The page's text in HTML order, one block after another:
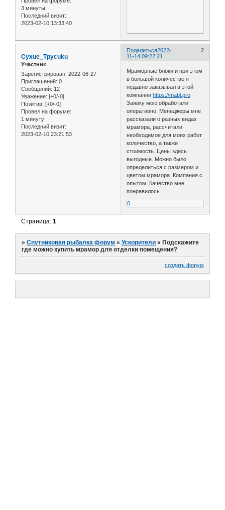
3 минуты
Последний визит:
2023-02-10 13:33:40
Поделиться 2
2022-
11-14 09:22:21
Cyxue_Tpycuku
Участник
Зарегистрирован: 2022-06-27
Приглашений: 0
Сообщений: 12
Уважение: [+0/-0]
Позитив: [+0/-0]
Провел на форуме:
1 минуту
Последний визит:
2023-02-10 23:21:53
Мраморные блоки и при этом
в большой количестве я
недавно заказывал в этой
компанииhttps://mabl.pro
Заявку мою обработали
оперативно. Менеджеры мне
рассказали о разных видах
мрамора, рассчитали
необходимое для моих работ
количество, а также
стоимость. Цены здесь
выгодные. Можно было
определиться с размером и
цветом мрамора. Компания с
опытом. Качество мне
понравилось.
0
Страница:1
»Спутниковая рыбалка форум »Ускорители »Подскажите
где можно купить мрамор для отделки помещения?
создать форум